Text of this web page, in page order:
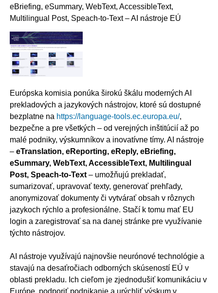
eBriefing, eSummary, WebText, AccessibleText,
Multilingual Post, Speach-to-Text – AI nástroje EÚ
Európska komisia ponúka širokú škálu moderných AI
prekladových a jazykových nástrojov, ktoré sú dostupné
bezplatne na https://language-tools.ec.europa.eu/,
bezpečne a pre všetkých – od verejných inštitúcií až po
malé podniky, výskumníkov a inovatívne tímy. AI nástroje
– eTranslation, eReporting, eReply, eBriefing,
eSummary, WebText, AccessibleText, Multilingual
Post, Speach-to-Text – umožňujú prekladať,
sumarizovať, upravovať texty, generovať prehľady,
anonymizovať dokumenty či vytvárať obsah v rôznych
jazykoch rýchlo a profesionálne. Stačí k tomu mať EU
login a zaregistrovať sa na danej stránke pre využívanie
týchto nástrojov.
AI nástroje využívajú najnovšie neurónové technológie a
stavajú na desaťročiach odborných skúseností EÚ v
oblasti prekladu. Ich cieľom je zjednodušiť komunikáciu v
Európe, podporiť podnikanie a urýchliť výskum v